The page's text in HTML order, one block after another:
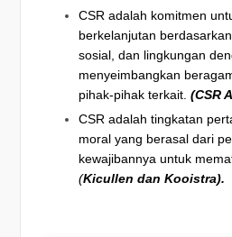
CSR adalah komitmen
berkelanjutan
sosial, dan lingkungan
menyeimbangkan
pihak-pihak terkait. (CSR
CSR adalah tingkatan
moral yang berasal dari
kewajibannya untuk
(Kicullen dan Kooistra).